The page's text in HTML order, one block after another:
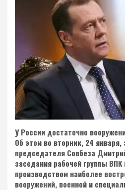
У России достаточно
Об этом во вторник, 24
председателя Совбеза
заседания рабочей группы
производством наиболее
вооружений, военной и